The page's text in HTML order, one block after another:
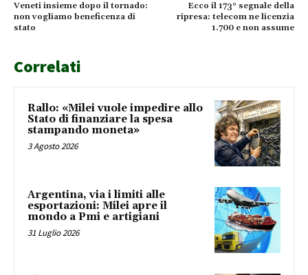
Veneti insieme dopo il tornado:
non vogliamo beneficenza di
stato
Ecco il 173° segnale della
ripresa: telecom ne licenzia
1.700 e non assume
Correlati
Rallo: «Milei vuole impedire allo
Stato di finanziare la spesa
stampando moneta»
3 Agosto 2026
Argentina, via i limiti alle
esportazioni: Milei apre il
mondo a Pmi e artigiani
31 Luglio 2026